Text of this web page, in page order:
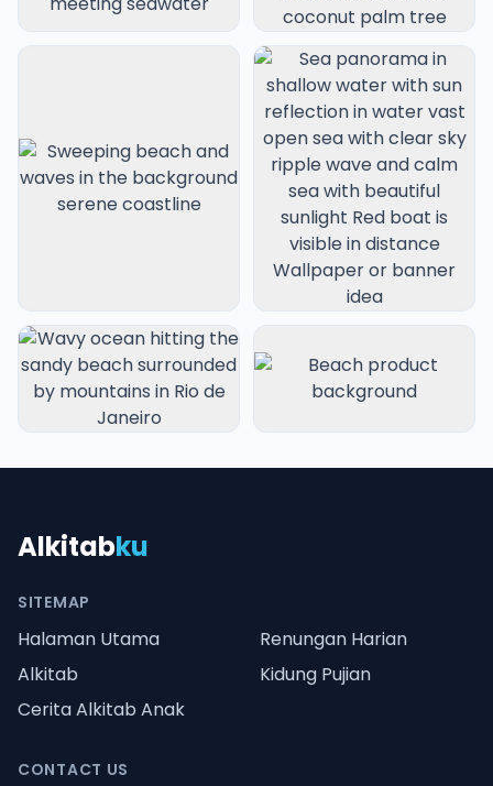
Alkitabku
SITEMAP
Halaman Utama
Renungan Harian
Alkitab
Kidung Pujian
Cerita Alkitab Anak
CONTACT US